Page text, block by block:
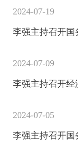
2024-07-19
2024-07-09
李强主持召开经
2024-07-05